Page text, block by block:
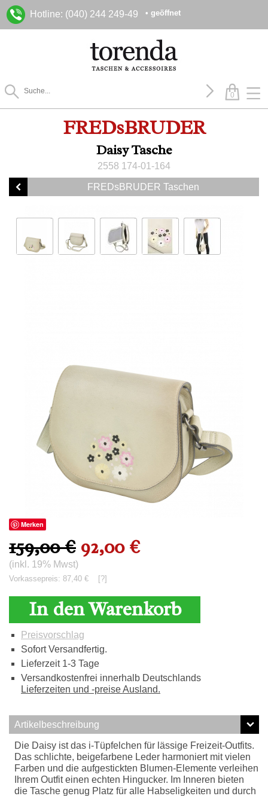
Hotline: (040) 244 249-49 • geöffnet
0
FREDsBRUDER
Daisy Tasche
2558 174-01-164
FREDsBRUDER Taschen
Merken
159,00 € 92,00 €
(inkl. 19% Mwst)
Vorkassepreis: 87,40 € [?]
In den Warenkorb
Preisvorschlag
Sofort Versandfertig.
Lieferzeit 1-3 Tage
Versandkostenfrei innerhalb Deutschlands
Lieferzeiten und -preise Ausland.
Artikelbeschreibung
Die Daisy ist das i-Tüpfelchen für lässige Freizeit-Outfits.
Das schlichte, beigefarbene Leder harmoniert mit vielen
Farben und die aufgestickten Blumen-Elemente verleihen
Ihrem Outfit einen echten Hingucker. Im Inneren bieten
die Tasche genug Platz für alle Habseligkeiten und durch